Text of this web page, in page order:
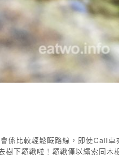
係比較輕鬆嘅路線，即使Call車
樹下韆鞦啦！韆鞦僅以繩索同木